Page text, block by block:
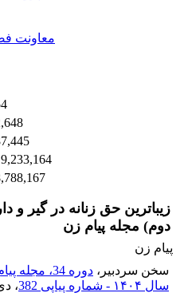
معاونت
زیباترین حق زنانه در گیر
دوم) مجله پیام زن
پیام زن
سخن سردبیر،
سال ۱۴۰۴ - شماره پیاپی 382
، دی